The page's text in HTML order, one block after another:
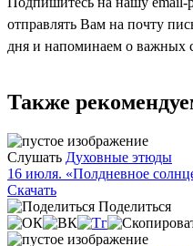
отправлять Вам на почту
дня и напоминаем о важных
Также
Слушать Духовные этюды
16 июля. «Полдневное
Скачать
Поделиться